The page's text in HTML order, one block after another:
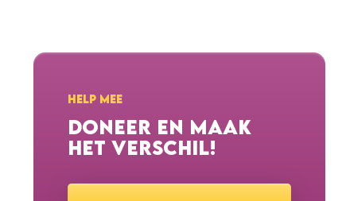
HELP MEE
DONEER EN MAAK
HET VERSCHIL!